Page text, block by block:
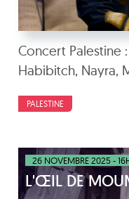
Concert Palestine
Habibitch, Nayra,
PALESTINE
26 NOVEMBRE 2025 -
L'ŒIL DE